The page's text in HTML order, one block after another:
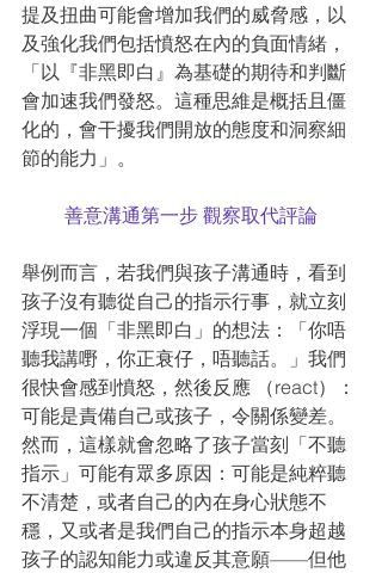
提及扭曲可能會增加我們的威脅感，以
及強化我們包括憤怒在內的負面情緒，
「以『非黑即白』為基礎的期待和判斷
會加速我們發怒。這種思維是概括且僵
化的，會干擾我們開放的態度和洞察細
節的能力」。
善意溝通第一步 觀察取代評論
舉例而言，若我們與孩子溝通時，看到
孩子沒有聽從自己的指示行事，就立刻
浮現一個「非黑即白」的想法：「你唔
聽我講嘢，你正衰仔，唔聽話。」我們
很快會感到憤怒，然後反應 （react）：
可能是責備自己或孩子，令關係變差。
然而，這樣就會忽略了孩子當刻「不聽
指示」可能有眾多原因：可能是純粹聽
不清楚，或者自己的內在身心狀態不
穩，又或者是我們自己的指示本身超越
孩子的認知能力或違反其意願——但他